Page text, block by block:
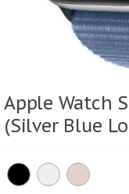
Apple Watch
(Silver Blue